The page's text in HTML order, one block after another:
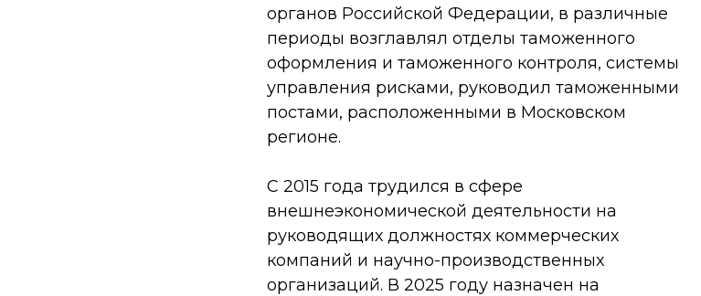
органов Российской Федерации, в различные
периоды возглавлял отделы таможенного
оформления и таможенного контроля, системы
управления рисками, руководил таможенными
постами, расположенными в Московском
регионе.
С 2015 года трудился в сфере
внешнеэкономической деятельности на
руководящих должностях коммерческих
компаний и научно-производственных
организаций. В 2025 году назначен на